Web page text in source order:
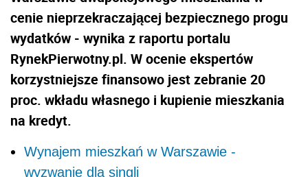
cenie nieprzekraczającej bezpiecznego progu
wydatków - wynika z raportu portalu
RynekPierwotny.pl. W ocenie ekspertów
korzystniejsze finansowo jest zebranie 20
proc. wkładu własnego i kupienie mieszkania
na kredyt.
Wynajem mieszkań w Warszawie -
wyzwanie dla singli